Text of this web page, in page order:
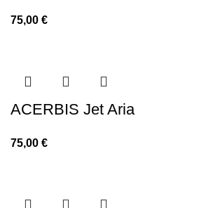
75,00 €
ACERBIS Jet Aria
75,00 €